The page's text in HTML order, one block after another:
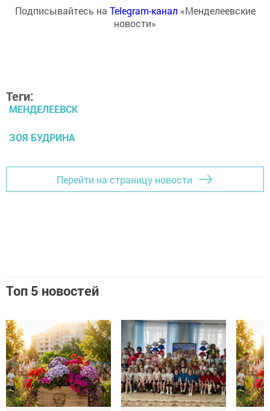
Подписывайтесь на Telegram-канал «Менделеевские
новости»
Теги:
МЕНДЕЛЕЕВСК
ЗОЯ БУДРИНА
Перейти на страницу новости
Топ 5 новостей